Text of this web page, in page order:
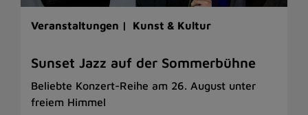
Veranstaltungen | Kunst & Kultur
Sunset Jazz auf der Sommerbühne
Beliebte Konzert-Reihe am 26. August unter
freiem Himmel